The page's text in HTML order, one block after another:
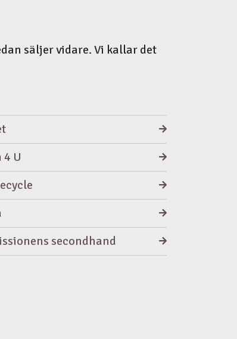
säljer vidare. Vi kallar det
4 U
secondhand